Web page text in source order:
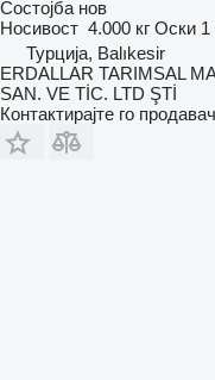
Состојба нов
Носивост 4.000 кг Оски 1
Турција, Balıkesir
ERDALLAR TARIMSAL
SAN. VE TİC. LTD ŞTİ
Контактирајте го